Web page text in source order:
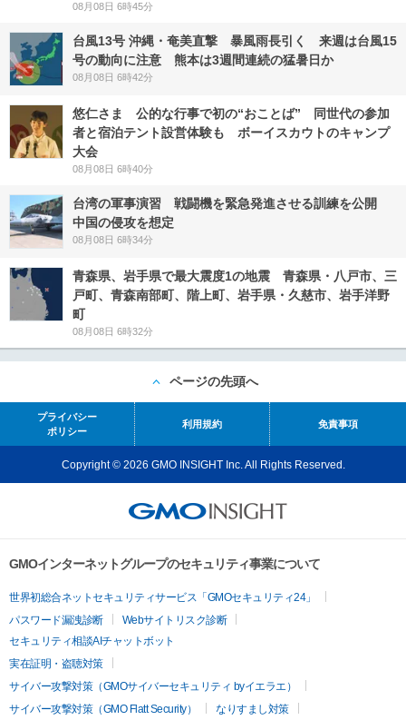
08月08日 6時45分
台風13号 沖縄・奄美直撃 暴風雨長引く 来週は台風15
号の動向に注意 熊本は3週間連続の猛暑日か
08月08日 6時42分
悠仁さま 公的な行事で初の“おことば” 同世代の参加
者と宿泊テント設営体験も ボーイスカウトのキャンプ
大会
08月08日 6時40分
台湾の軍事演習 戦闘機を緊急発進させる訓練を公開
中国の侵攻を想定
08月08日 6時34分
青森県、岩手県で最大震度1の地震 青森県・八戸市、三
戸町、青森南部町、階上町、岩手県・久慈市、岩手洋野
町
08月08日 6時32分
ページの先頭へ
プライバシー
ポリシー
利用規約 免責事項
Copyright © 2026 GMO INSIGHT Inc. All Rights Reserved.
GMOインターネットグループのセキュリティ事業について
世界初総合ネットセキュリティサービス「GMOセキュリティ24」
パスワード漏洩診断
Webサイトリスク診断
セキュリティ相談AIチャットボット
実在証明・盗聴対策
サイバー攻撃対策（GMOサイバーセキュリティ byイエラエ）
サイバー攻撃対策（GMO Flatt Security）
なりすまし対策